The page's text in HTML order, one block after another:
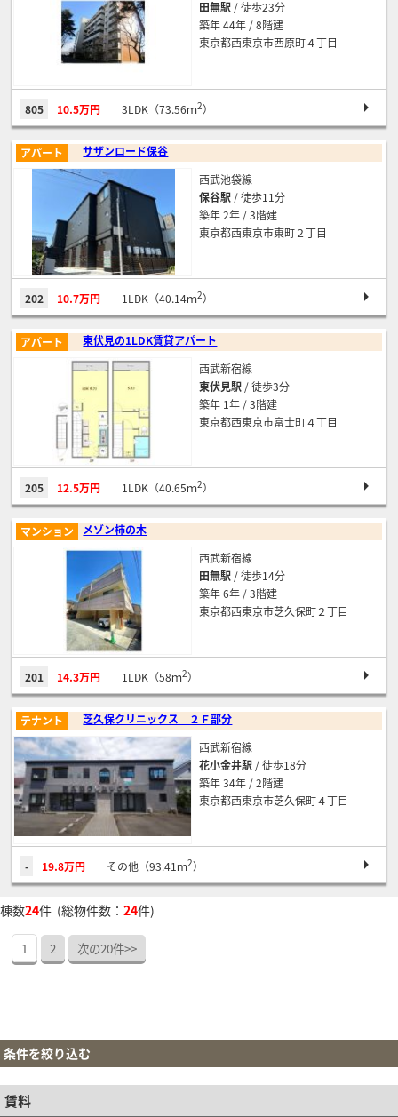
田無駅 / 徒歩23分
築年 44年 / 8階建
東京都西東京市西原町４丁目
805 10.5万円 3LDK（73.56ｍ2）
サザンロード保谷
アパート
西武池袋線
保谷駅 / 徒歩11分
築年 2年 / 3階建
東京都西東京市東町２丁目
202 10.7万円 1LDK（40.14ｍ2）
東伏見の1LDK賃貸アパート
アパート
西武新宿線
東伏見駅 / 徒歩3分
築年 1年 / 3階建
東京都西東京市富士町４丁目
205 12.5万円 1LDK（40.65ｍ2）
メゾン柿の木
マンション
西武新宿線
田無駅 / 徒歩14分
築年 6年 / 3階建
東京都西東京市芝久保町２丁目
201 14.3万円 1LDK（58ｍ2）
芝久保クリニックス ２Ｆ部分
テナント
西武新宿線
花小金井駅 / 徒歩18分
築年 34年 / 2階建
東京都西東京市芝久保町４丁目
- 19.8万円 その他（93.41ｍ2）
棟数24件 (総物件数： 24件)
1 2 次の20件>>
条件を絞り込む
賃料